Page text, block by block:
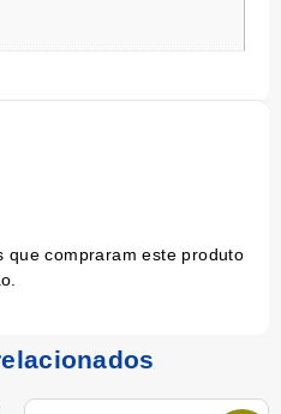
que compraram este produto